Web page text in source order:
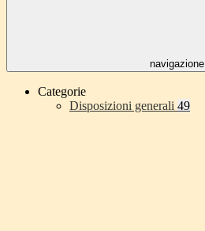
navigazione
Categorie
Disposizioni generali 49